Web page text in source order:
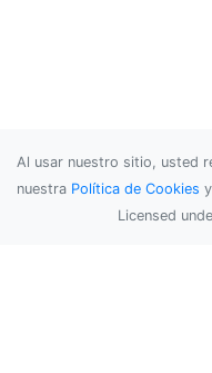
Al usar nuestro sitio, usted
nuestra Política de Cookies y
Licensed